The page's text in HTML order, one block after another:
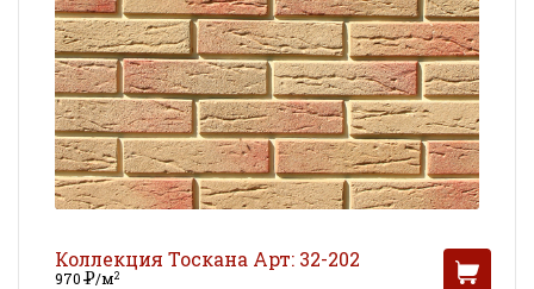
Коллекция Тоскана Арт: 32-202
970Р/м2